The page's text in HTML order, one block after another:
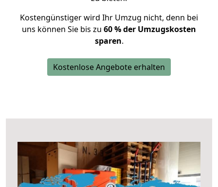
Kostengünstiger wird Ihr Umzug nicht, denn bei
uns können Sie bis zu 60 % der Umzugskosten
sparen.
Kostenlose Angebote erhalten